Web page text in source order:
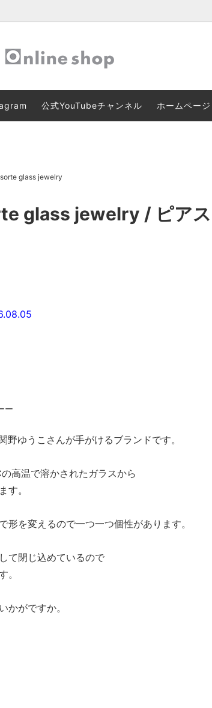
)
キッチン
ファーマーズテーブルオリジナル
【重要】クレジットカード本人認証サー
ビス「3Dセキュア 2.0」導入のお知ら
公式YouTubeチャンネル ホームページ
sorte glass jewelry
glass jewelry / ピア
ー
ゆうこさんが手がけるブランドです。
高温で溶かされたガラスから
す。
を変えるので一つ一つ個性があります。
て閉じ込めているので
。
かがですか。